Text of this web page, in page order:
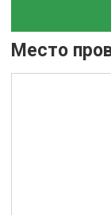
Место